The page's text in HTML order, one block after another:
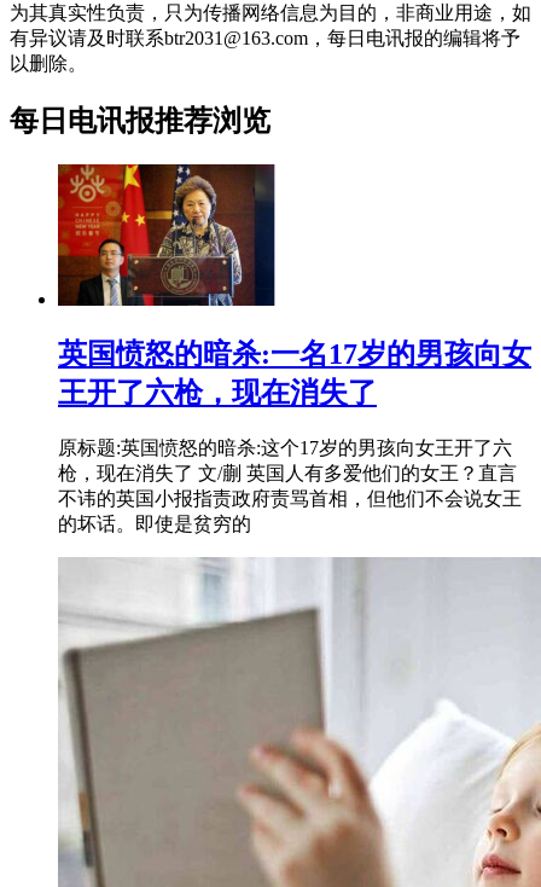
为其真实性负责，只为传播网络信息为目的，非商业用途，如
有异议请及时联系btr2031@163.com，每日电讯报的编辑将予
以删除。
每日电讯报推荐浏览
英国愤怒的暗杀:一名17岁的男孩向女
王开了六枪，现在消失了
原标题:英国愤怒的暗杀:这个17岁的男孩向女王开了六
枪，现在消失了 文/蒯 英国人有多爱他们的女王？直言
不讳的英国小报指责政府责骂首相，但他们不会说女王
的坏话。即使是贫穷的